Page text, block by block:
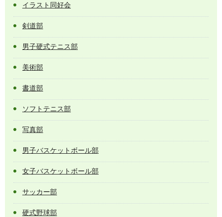
イラスト同好会
剣道部
男子硬式テニス部
美術部
書道部
ソフトテニス部
写真部
男子バスケットボール部
女子バスケットボール部
サッカー部
硬式野球部